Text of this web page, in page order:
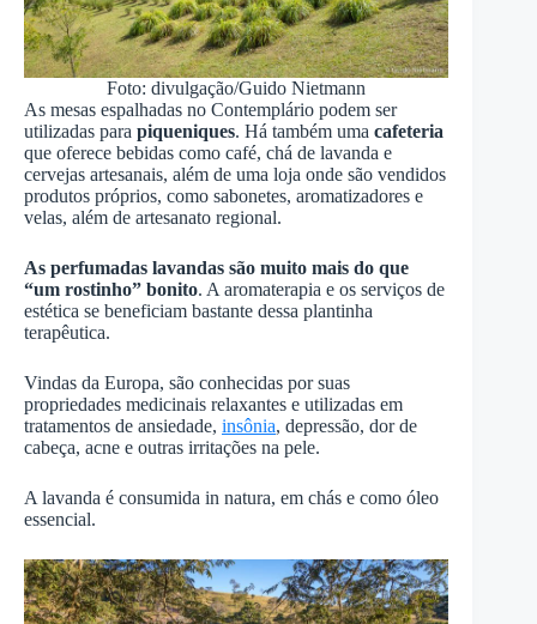
Foto: divulgação/Guido Nietmann
As mesas espalhadas no Contemplário podem ser
utilizadas para piqueniques. Há também uma cafeteria
que oferece bebidas como café, chá de lavanda e
cervejas artesanais, além de uma loja onde são vendidos
produtos próprios, como sabonetes, aromatizadores e
velas, além de artesanato regional.
As perfumadas lavandas são muito mais do que
“um rostinho” bonito. A aromaterapia e os serviços de
estética se beneficiam bastante dessa plantinha
terapêutica.
Vindas da Europa, são conhecidas por suas
propriedades medicinais relaxantes e utilizadas em
tratamentos de ansiedade, insônia, depressão, dor de
cabeça, acne e outras irritações na pele.
A lavanda é consumida in natura, em chás e como óleo
essencial.